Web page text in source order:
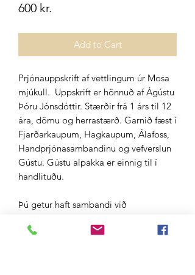
600 kr.
Add to Cart
Prjónauppskrift af vettlingum úr Mosa
mjúkull. Uppskrift er hönnuð af Ágústu
Þóru Jónsdóttir. Stærðir frá 1 árs til 12
ára, dömu og herrastærð. Garnið fæst í
Fjarðarkaupum, Hagkaupum, Álafoss,
Handprjónasambandinu og vefverslun
Gústu. Gústu alpakka er einnig til í
handlituðu.
Þú getur haft sambandi við